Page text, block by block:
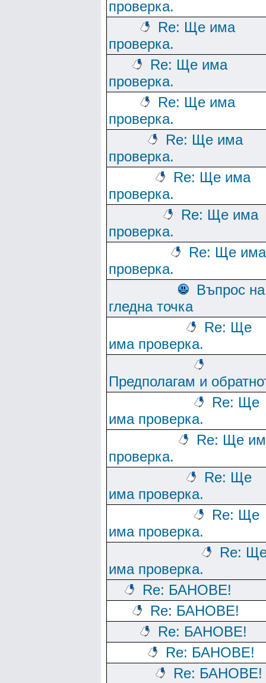
проверка.
Re: Ще има
проверка.
Re: Ще има
проверка.
Re: Ще има
проверка.
Re: Ще има
проверка.
Re: Ще има
проверка.
Re: Ще има
проверка.
Re: Ще има
проверка.
Въпрос на
гледна точка
Re: Ще
има проверка.
Предполагам и
Re: Ще
има проверка.
Re: Ще
проверка.
Re: Ще
има проверка.
Re: Ще
има проверка.
Re:
има проверка.
Re: БАНОВЕ!
Re: БАНОВЕ!
Re: БАНОВЕ!
Re: БАНОВЕ!
Re: БАНОВЕ!